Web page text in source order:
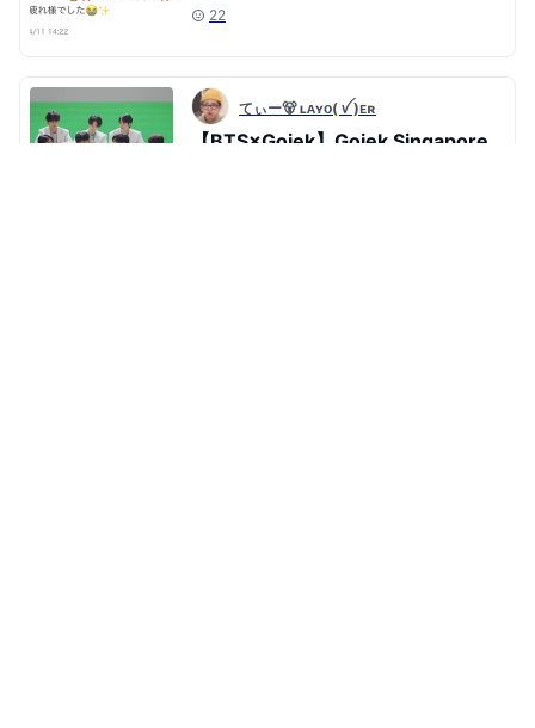
22
てぃー🐻 ʟᴀʏᴏ( ꪜ )ᴇʀ
【BTS×Gojek】Gojek Singapore